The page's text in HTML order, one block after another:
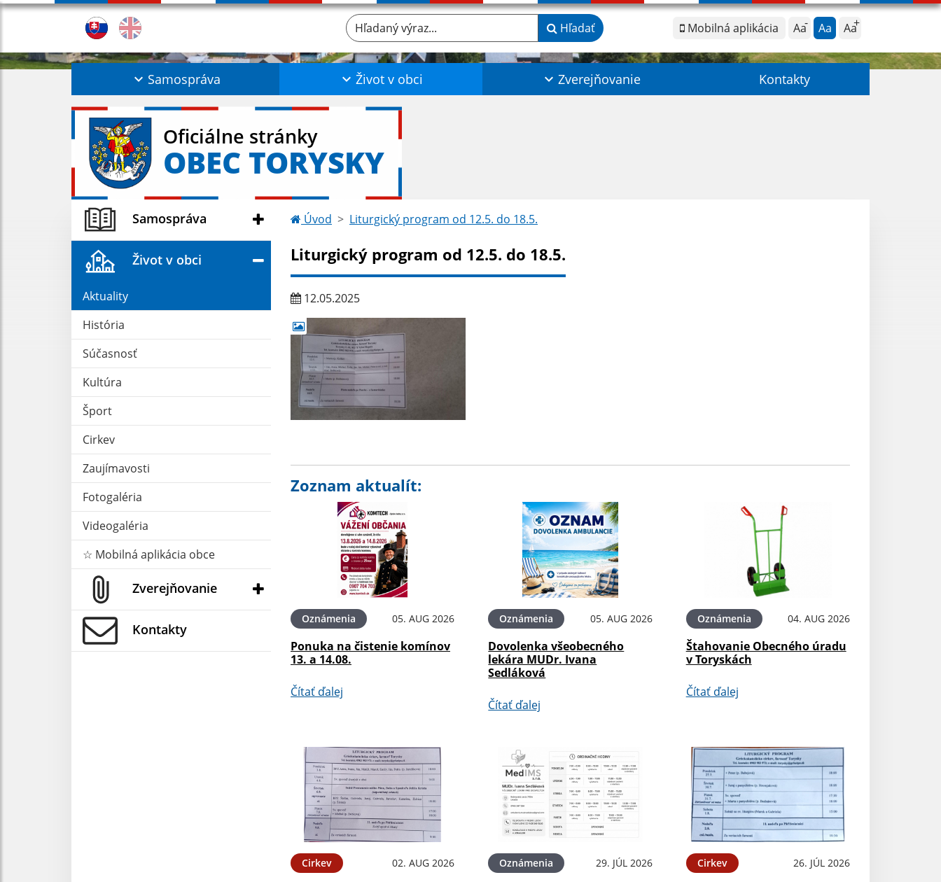
Mobilná aplikácia Aa Aa Aa
Hľadaný výraz... Hľadať
Samospráva Život v obci Zverejňovanie Kontakty
Oficiálne stránky
OBEC TORYSKY
Samospráva
Život v obci
Aktuality
História
Súčasnosť
Kultúra
Šport
Cirkev
Zaujímavosti
Fotogaléria
Videogaléria
☆ Mobilná aplikácia obce
Zverejňovanie
Kontakty
Úvod Liturgický program od 12.5. do 18.5.
Liturgický program od 12.5. do 18.5.
12.05.2025
Zoznam aktualít:
Oznámenia 05. AUG 2026
Ponuka na čistenie komínov
13. a 14.08.
Čítať ďalej
Oznámenia 05. AUG 2026
Dovolenka všeobecného
lekára MUDr. Ivana
Sedláková
Čítať ďalej
Oznámenia 04. AUG 2026
Štahovanie Obecného úradu
v Toryskách
Čítať ďalej
Cirkev 02. AUG 2026 Oznámenia 29. JÚL 2026 Cirkev 26. JÚL 2026